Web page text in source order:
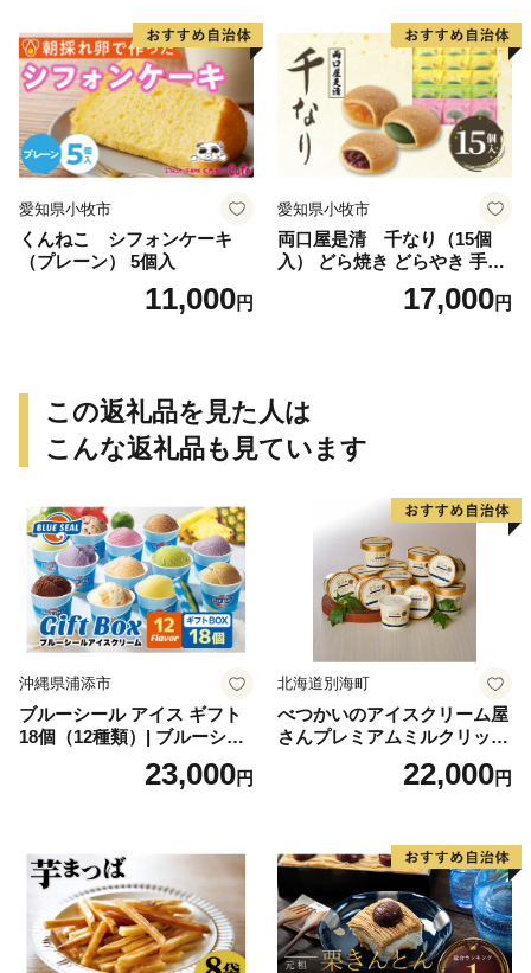
愛知県小牧市
くんねこ シフォンケーキ
（プレーン） 5個入
11,000円
愛知県小牧市
両口屋是清 千なり（15個
入） どら焼き どらやき 手土
産 お土産 土産 丹波大納言小
豆 抹茶 林檎 りんご 慶事 お
17,000円
この返礼品を見た人は
こんな返礼品も見ています
沖縄県浦添市
ブルーシール アイス ギフト
18個（12種類）| ブルーシー
ルアイス ブルーシールアイ
スクリーム 着日指定可能 送
誕生日 カップ 詰め合わせ バ
ラエティ | バニラ チョコレー
ト ストロベリー ピスタチオ
バニラ＆クッキー ウベ 沖縄
紅イモ 塩ちんすこう 沖縄シ
ークヮーサー 沖縄黒糖 琉球
23,000円
北海道別海町
べつかいのアイスクリーム屋
さんプレミアムミルクリッチ
12個（AP-01）（ 北海道アイ
ス 北海道産アイス アイス ア
道産アイス 道産アイスクリ
ーム ギフト 詰合せ 詰め合わ
せ ふるさと納税 ）
22,000円